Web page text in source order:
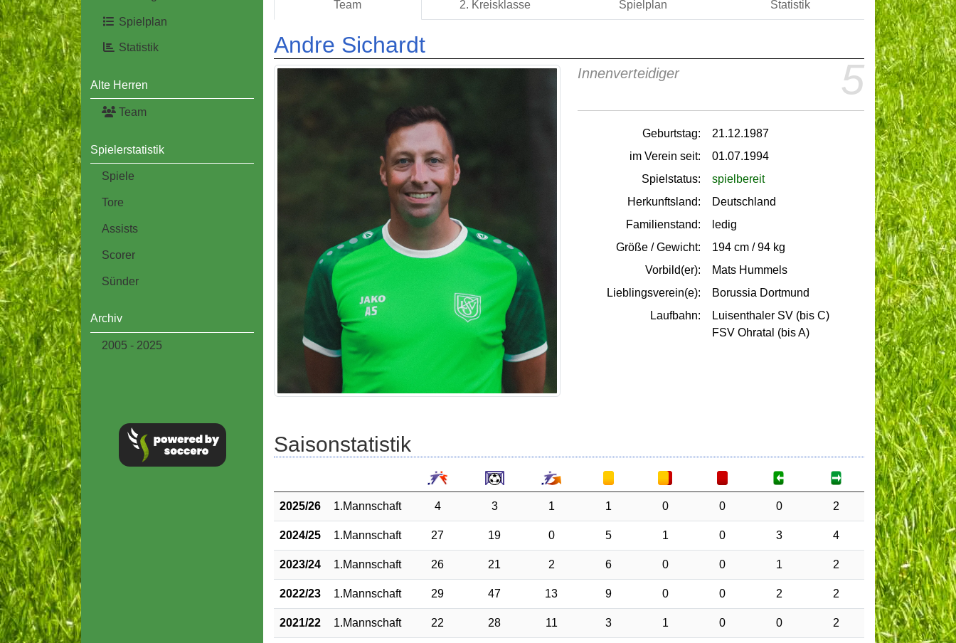
Spielplan
Statistik
Alte Herren
Team
Spielerstatistik
Spiele
Tore
Assists
Scorer
Sünder
Archiv
2005 - 2025
Team 2. Kreisklasse Spielplan Statistik
Andre Sichardt
5
Innenverteidiger
Geburtstag:
21.12.1987
im Verein seit:
01.07.1994
Spielstatus:
spielbereit
Herkunftsland:
Deutschland
Familienstand:
ledig
Größe / Gewicht:
194 cm / 94 kg
Vorbild(er):
Mats Hummels
Lieblingsverein(e):
Borussia Dortmund
Laufbahn:
Luisenthaler SV (bis C)
FSV Ohratal (bis A)
Saisonstatistik
2025/26 1.Mannschaft 4 3 1 1 0 0 0 2
2024/25 1.Mannschaft 27 19 0 5 1 0 3 4
2023/24 1.Mannschaft 26 21 2 6 0 0 1 2
2022/23 1.Mannschaft 29 47 13 9 0 0 2 2
2021/22 1.Mannschaft 22 28 11 3 1 0 0 2